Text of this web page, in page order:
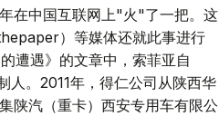
在中国互联网上"火"了一把。这
）等媒体还就此事进行
遭遇》的文章中，索菲亚自
人。2011年，得仁公司从陕西华
陕汽（重卡）西安专用车有限公